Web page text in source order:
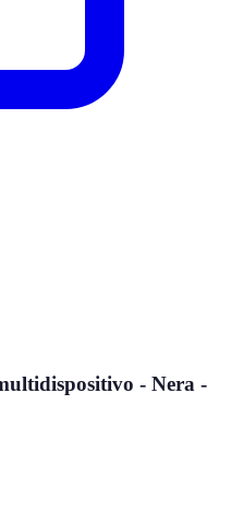
- Nera -